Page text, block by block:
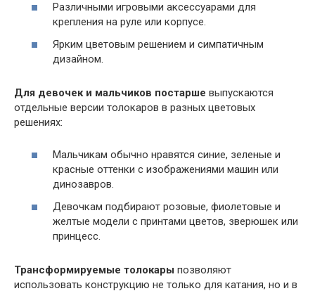
Различными игровыми аксессуарами для
крепления на руле или корпусе.
Ярким цветовым решением и симпатичным
дизайном.
Для девочек и мальчиков постарше выпускаются
отдельные версии толокаров в разных цветовых
решениях:
Мальчикам обычно нравятся синие, зеленые и
красные оттенки с изображениями машин или
динозавров.
Девочкам подбирают розовые, фиолетовые и
желтые модели с принтами цветов, зверюшек или
принцесс.
Трансформируемые толокары позволяют
использовать конструкцию не только для катания, но и в